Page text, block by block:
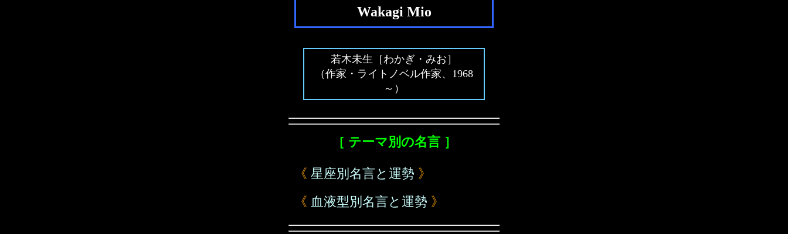
Wakagi Mio
若木未生［わかぎ・みお］
（作家・ライトノベル作家、1968
～）
［ テーマ別の名言 ］
《 星座別名言と運勢 》
《 血液型別名言と運勢 》